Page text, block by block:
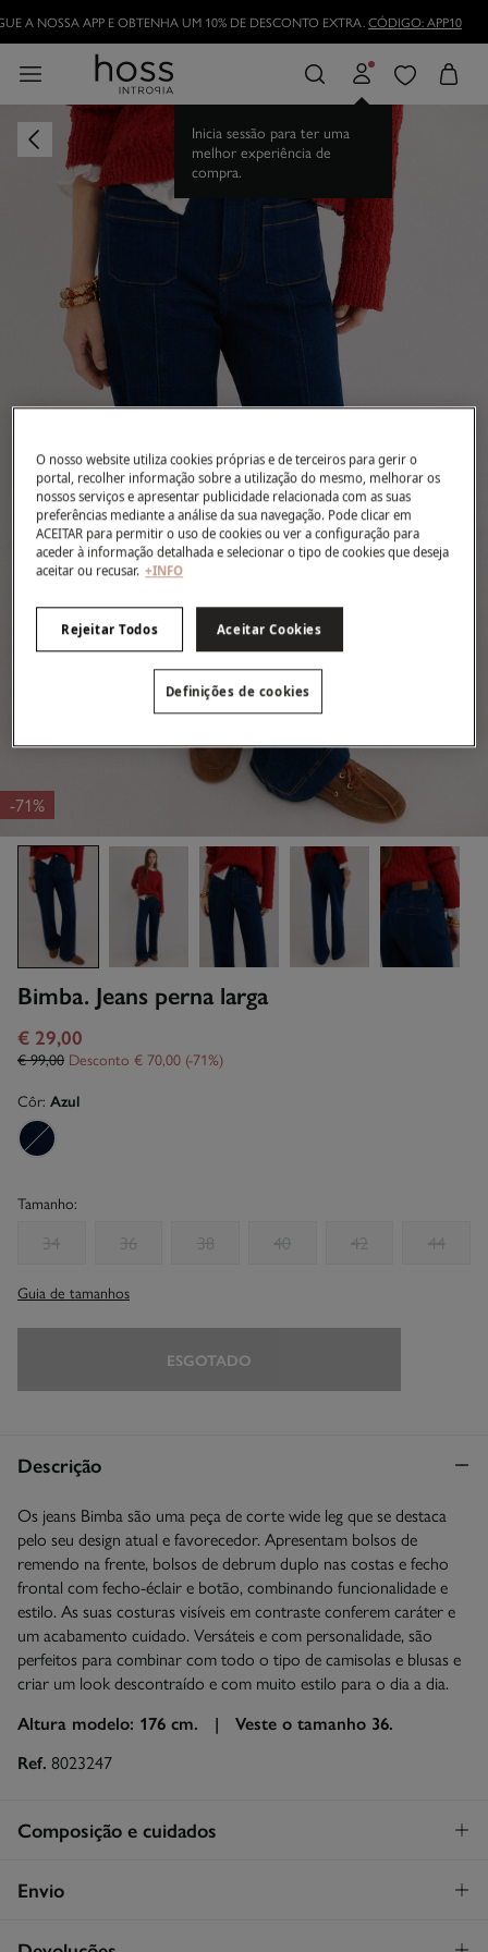
A NOSSA APP E OBTENHA UM 10% DE DESCONTO EXTRA.CÓDIGO: APP10
Inicia sessão para ter uma
melhor experiência de
compra.
-71%
Bimba. Jeans perna larga
€ 29,00
€ 99,00 Desconto € 70,00 71
Côr: Azul
Tamanho:
34 36 38 40 42 44
Guia de tamanhos
ESGOTADO
Descrição
Os jeans Bimba são uma peça de corte wide leg que se destaca
pelo seu design atual e favorecedor. Apresentam bolsos de
remendo na frente, bolsos de debrum duplo nas costas e fecho
frontal com fecho-éclair e botão, combinando funcionalidade e
estilo. As suas costuras visíveis em contraste conferem caráter e
um acabamento cuidado. Versáteis e com personalidade, são
perfeitos para combinar com todo o tipo de camisolas e blusas e
criar um look descontraído e com muito estilo para o dia a dia.
Altura modelo: 176 cm. | Veste o tamanho 36.
Ref. 8023247
Composição e cuidados
Composição
Envio
STANDARD
O nosso website utiliza cookies próprias e de terceiros para gerir o
portal, recolher informação sobre a utilização do mesmo, melhorar os
nossos serviços e apresentar publicidade relacionada com as suas
preferências mediante a análise da sua navegação. Pode clicar em
ACEITAR para permitir o uso de cookies ou ver a configuração para
aceder à informação detalhada e selecionar o tipo de cookies que deseja
aceitar ou recusar. +INFO
Rejeitar Todos Aceitar Cookies
Definições de cookies